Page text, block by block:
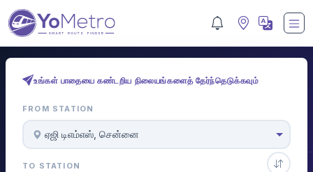
உங்கள் பாதையை கண்டறிய நிலையங்களைத் தேர்ந்தெடுக்கவும்
FROM STATION
ஏஜி டிஎம்எஸ், சென்னை
TO STATION